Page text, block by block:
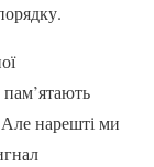
нарешті ми